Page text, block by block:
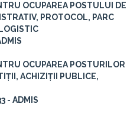
OCUPAREA POSTULUI DE
PROTOCOL, PARC
OCUPAREA POSTURILOR
ACHIZIȚII PUBLICE,
- ADMIS